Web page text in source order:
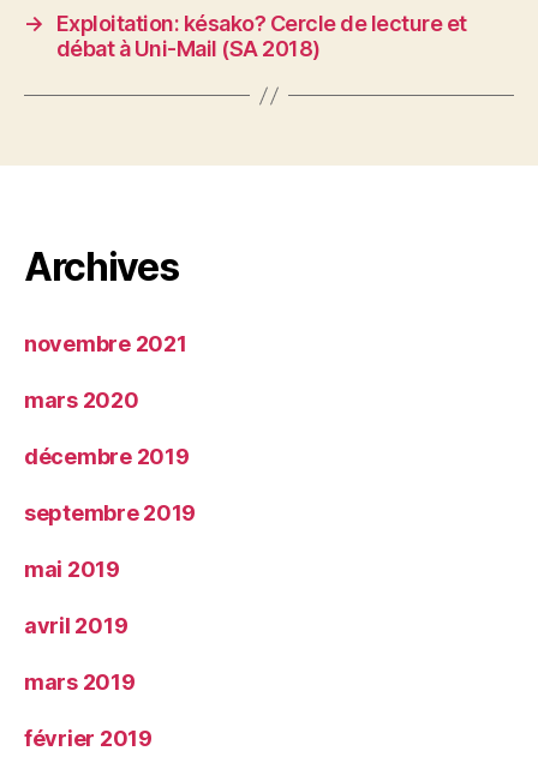
→
Exploitation: késako? Cercle de lecture et
débat à Uni-Mail (SA 2018)
Archives
novembre 2021
mars 2020
décembre 2019
septembre 2019
mai 2019
avril 2019
mars 2019
février 2019